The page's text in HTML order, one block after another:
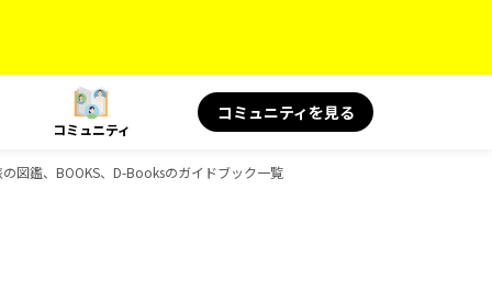
コミュニティ
コミュニティを見る
図鑑、BOOKS、D-Booksのガイドブック一覧